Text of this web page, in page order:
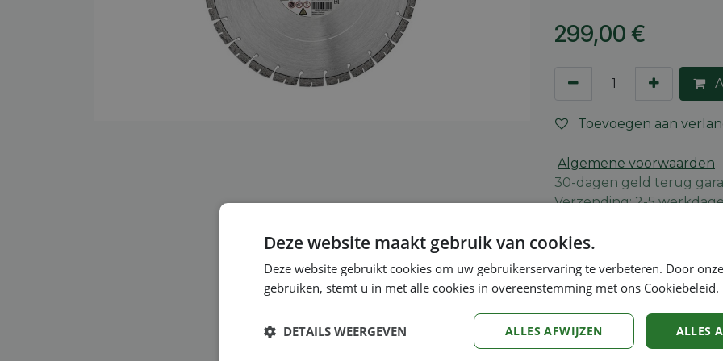
299,00 €
Toevoegen aan
Algemene voorwaarden
30-dagen geld terug
Verzending: 2-5
Veiligheidsinstructies
Deze website maakt gebruik van cookies.
Deze website gebruikt cookies om uw gebruikerservaring te verbeteren. Door
gebruiken, stemt u in met alle cookies in overeenstemming met ons Cookiebeleid.
ALLES
ALLES AFWIJZEN
DETAILS WEERGEVEN